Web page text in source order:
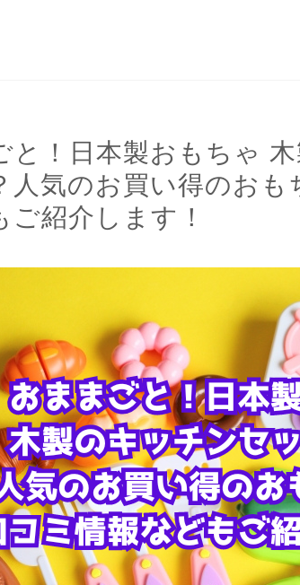
と！日本製おもちゃ
人気のお買い得のお
ご紹介します！